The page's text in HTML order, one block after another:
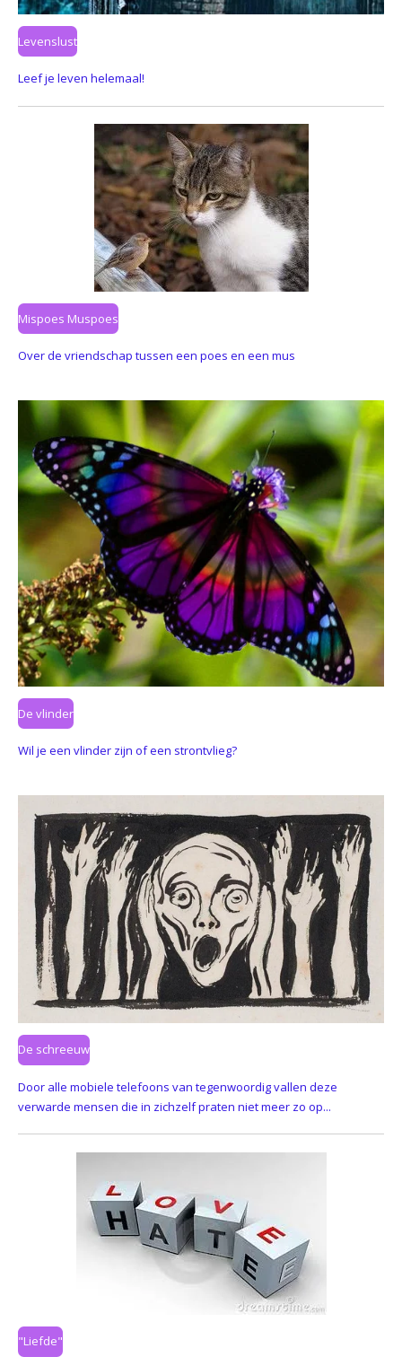
Levenslust
Leef je leven helemaal!
Mispoes Muspoes
Over de vriendschap tussen een poes en een mus
De vlinder
Wil je een vlinder zijn of een strontvlieg?
De schreeuw
Door alle mobiele telefoons van tegenwoordig vallen deze
verwarde mensen die in zichzelf praten niet meer zo op...
"Liefde"